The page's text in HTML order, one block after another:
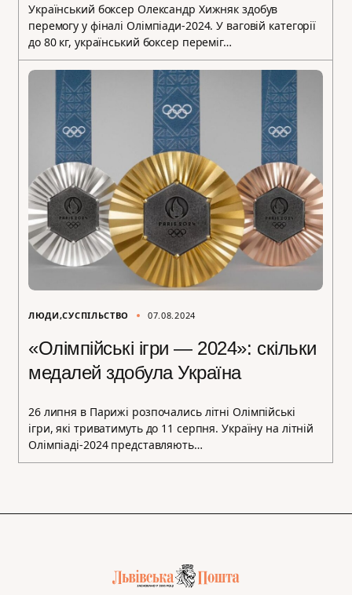
Український боксер Олександр Хижняк здобув
перемогу у фіналі Олімпіади-2024. У ваговій категорії
до 80 кг, український боксер переміг…
ЛЮДИ СУСПІЛЬСТВО 07.08.2024
«Олімпійські ігри — 2024»: скільки
медалей здобула Україна
26 липня в Парижі розпочались літні Олімпійські
ігри, які триватимуть до 11 серпня. Україну на літній
Олімпіаді-2024 представляють…